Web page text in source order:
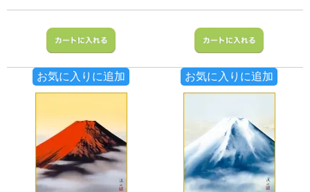
お気に入りに追加 お気に入りに追加